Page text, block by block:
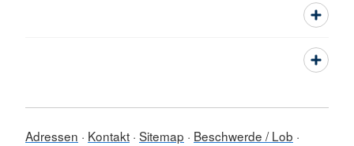
Adressen Kontakt Sitemap
Beschwerde / Lob